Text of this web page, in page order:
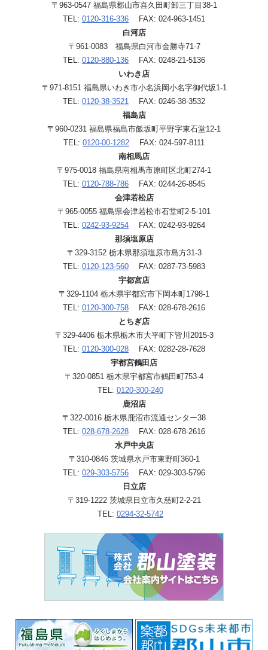
〒963-0547 福島県郡山市喜久田町卸三丁目38-1
TEL: 0120-316-336 FAX: 024-963-1451
白河店
〒961-0083 福島県白河市金勝寺71-7
TEL: 0120-880-136 FAX: 0248-21-5136
いわき店
〒971-8151 福島県いわき市小名浜岡小名字御代坂1-1
TEL: 0120-38-3521 FAX: 0246-38-3532
福島店
〒960-0231 福島県福島市飯坂町平野字東石堂12-1
TEL: 0120-00-1282 FAX: 024-597-8111
南相馬店
〒975-0018 福島県南相馬市原町区北町274-1
TEL: 0120-788-786 FAX: 0244-26-8545
会津若松店
〒965-0055 福島県会津若松市石堂町2-5-101
TEL: 0242-93-9254 FAX: 0242-93-9264
那須塩原店
〒329-3152 栃木県那須塩原市島方31-3
TEL: 0120-123-560 FAX: 0287-73-5983
宇都宮店
〒329-1104 栃木県宇都宮市下岡本町1798-1
TEL: 0120-300-758 FAX: 028-678-2616
とちぎ店
〒329-4406 栃木県栃木市大平町下皆川2015-3
TEL: 0120-300-028 FAX: 0282-28-7628
宇都宮鶴田店
〒320-0851 栃木県宇都宮市鶴田町753-4
TEL: 0120-300-240
鹿沼店
〒322-0016 栃木県鹿沼市流通センター38
TEL: 028-678-2628 FAX: 028-678-2616
水戸中央店
〒310-0846 茨城県水戸市東野町360-1
TEL: 029-303-5756 FAX: 029-303-5796
日立店
〒319-1222 茨城県日立市久慈町2-2-21
TEL: 0294-32-5742